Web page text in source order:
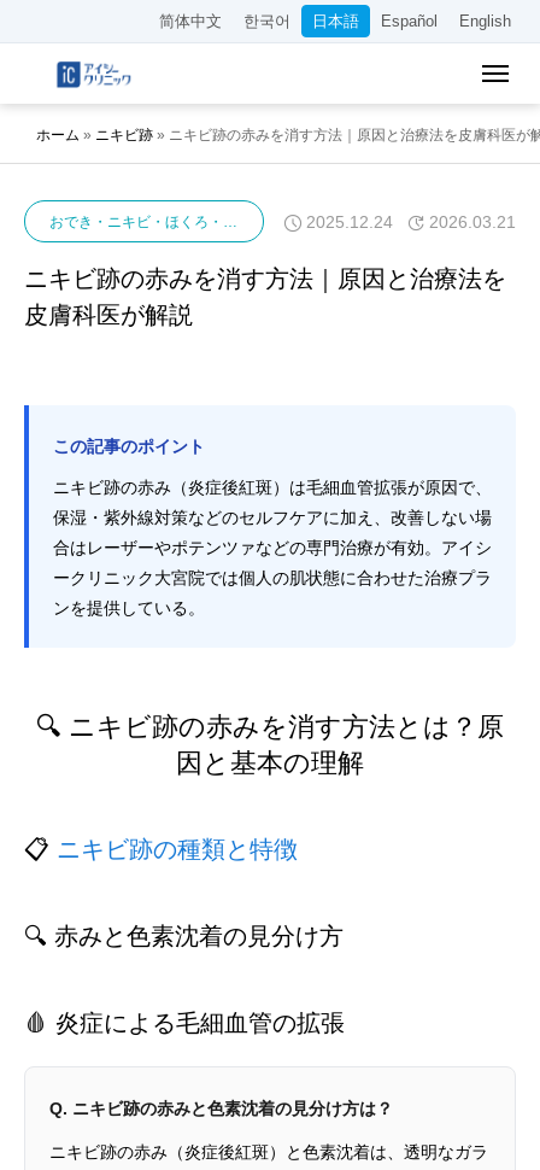
简体中文 한국어 日本語 Español English
ホーム » ニキビ跡 » ニキビ跡の赤みを消す方法｜原因と治療法を皮膚科医が
おでき・ニキビ・ほくろ・イボ ニキビ ニキビ跡
2025.12.24 2026.03.21
ニキビ跡の赤みを消す方法｜原因と治療法を
皮膚科医が解説
この記事のポイント
ニキビ跡の赤み（炎症後紅斑）は毛細血管拡張が原因で、
保湿・紫外線対策などのセルフケアに加え、改善しない場
合はレーザーやポテンツァなどの専門治療が有効。アイシ
ークリニック大宮院では個人の肌状態に合わせた治療プラ
ンを提供している。
🔍 ニキビ跡の赤みを消す方法とは？原
因と基本の理解
📋 ニキビ跡の種類と特徴
🔍 赤みと色素沈着の見分け方
🩸 炎症による毛細血管の拡張
Q. ニキビ跡の赤みと色素沈着の見分け方は？
ニキビ跡の赤み（炎症後紅斑）と色素沈着は、透明なガラ